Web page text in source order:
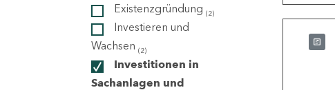
Existenzgründung (2)
Investieren und
Wachsen (2)
Investitionen in
Sachanlagen und